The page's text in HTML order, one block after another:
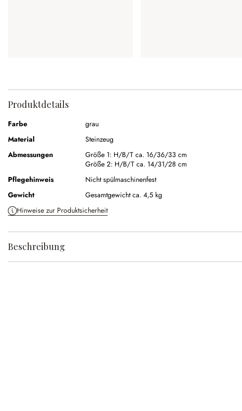
Produktdetails
Farbe
grau
Material
Steinzeug
Abmessungen
Größe 1: H/B/T ca. 16/36/33 cm
Größe 2: H/B/T ca. 14/31/28 cm
Pflegehinweis
Nicht spülmaschinenfest
Gewicht
Gesamtgewicht ca. 4,5 kg
Hinweise zur Produktsicherheit
Beschreibung